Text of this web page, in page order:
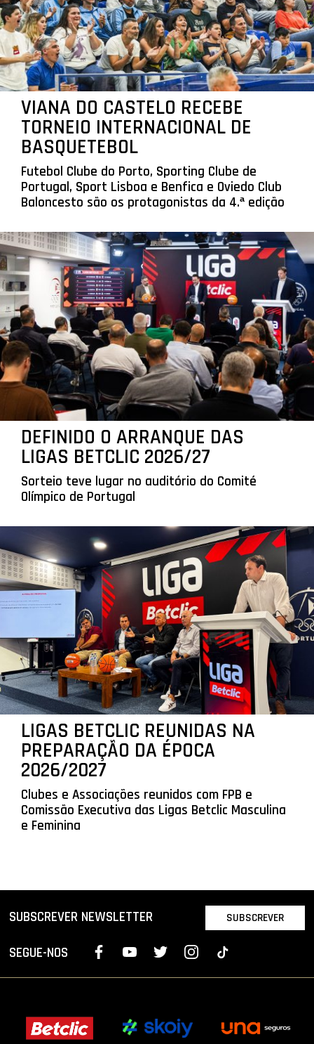
VIANA DO CASTELO RECEBE
TORNEIO INTERNACIONAL DE
BASQUETEBOL
Futebol Clube do Porto, Sporting Clube de
Portugal, Sport Lisboa e Benfica e Oviedo Club
Baloncesto são os protagonistas da 4.ª edição
DEFINIDO O ARRANQUE DAS
LIGAS BETCLIC 2026/27
Sorteio teve lugar no auditório do Comité
Olímpico de Portugal
LIGAS BETCLIC REUNIDAS NA
PREPARAÇÃO DA ÉPOCA
2026/2027
Clubes e Associações reunidos com FPB e
Comissão Executiva das Ligas Betclic Masculina
e Feminina
SUBSCREVER NEWSLETTER SUBSCREVER
SEGUE-NOS